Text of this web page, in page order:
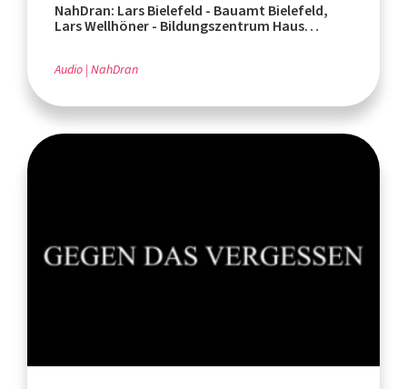
NahDran: Lars Bielefeld - Bauamt Bielefeld,
Lars Wellhöner - Bildungszentrum Haus
Audio NahDran